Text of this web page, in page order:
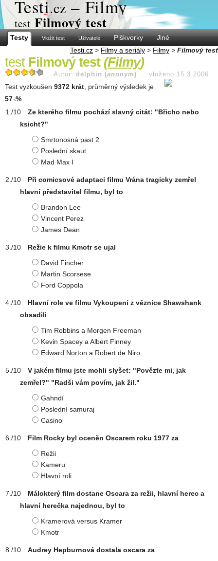
Testi.cz – Filmy
test Filmový test
Testy Vložit test Uživatelé Piškvorky
Jiné
Testi.cz > Filmy a seriály > Filmy > Filmový test
test Filmový test (Filmy)
Autor: delphin (anonym ) ... vloženo 15.3.2006
Test vyzkoušen 9372 krát , průměrný výsledek je
57 .5%
Ze kterého filmu pochází slavný citát: "Břicho nebo
ksicht?"
Smrtonosná past 2
Poslední skaut
Mad Max I
Při comicsové adaptaci filmu Vrána tragicky zemřel
hlavní představitel filmu, byl to
Brandon Lee
Vincent Perez
James Dean
Režie k filmu Kmotr se ujal
David Fincher
Martin Scorsese
Ford Coppola
Hlavní role ve filmu Vykoupení z věznice Shawshank
obsadili
Tim Robbins a Morgen Freeman
Kevin Spacey a Albert Finney
Edward Norton a Robert de Niro
V jakém filmu jste mohli slyšet: "Povězte mi, jak
zemřel?" "Radši vám povím, jak žil."
Gahndí
Poslední samuraj
Casino
Film Rocky byl oceněn Oscarem roku 1977 za
Režii
Kameru
Hlavní roli
Málokterý film dostane Oscara za režii, hlavní herec a
hlavní herečka najednou, byl to
Kramerová versus Kramer
Kmotr
Audrey Hepburnová dostala oscara za